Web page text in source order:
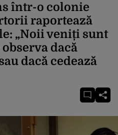
într-o colonie
raportează
„Noii veniți sunt
dacă
dacă cedează